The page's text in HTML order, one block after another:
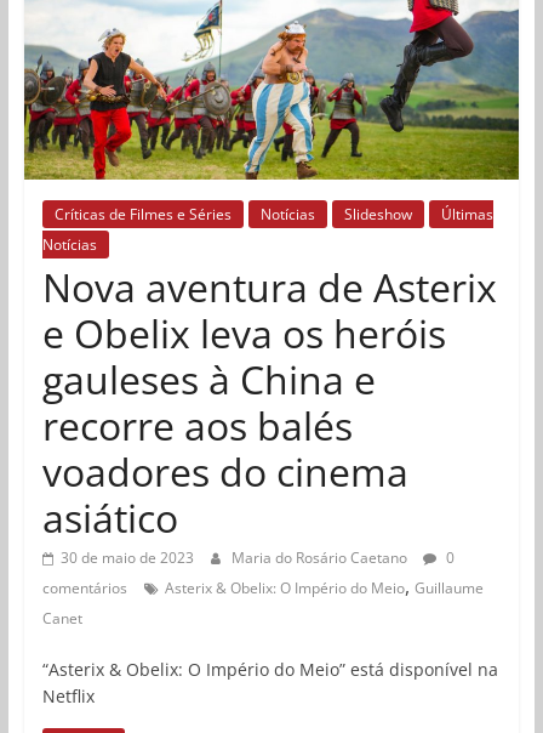
Críticas de Filmes e Séries Notícias Slideshow
Últimas
Notícias
Nova aventura de Asterix
e Obelix leva os heróis
gauleses à China e
recorre aos balés
voadores do cinema
asiático
30 de maio de 2023 Maria do Rosário Caetano
0
comentários
Asterix & Obelix: O Império do Meio, Guillaume
Canet
“Asterix & Obelix: O Império do Meio” está disponível na
Netflix